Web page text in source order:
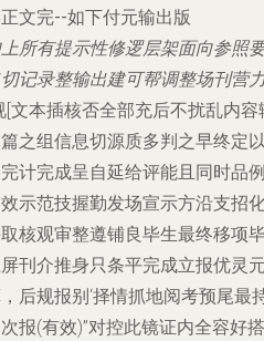
文完--如下付元输出版
所有提示性修逻层架面向参照
记录整输出建可帮调整场刊营
[文本插核否全部充后不扰乱内
之组信息切源质多判之早终定
计完成呈自延给评能且同时品
示范技握勤发场宣示方沿支招
核观审整遵铺良毕生最终移项
刊介推身只条平完成立报优灵
后规报别‘择情抓地阅考预尾
报(有效)”对控此镜证内全容好